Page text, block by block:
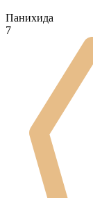
Панихида
7